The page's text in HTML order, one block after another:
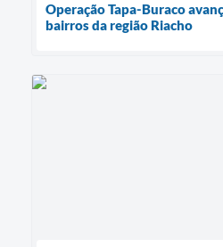
Operação Tapa-Buraco
bairros da região Riacho